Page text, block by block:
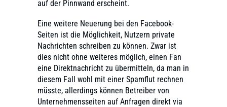
auf der Pinnwand erscheint.
Eine weitere Neuerung bei den Facebook-
Seiten ist die Möglichkeit, Nutzern private
Nachrichten schreiben zu können. Zwar ist
dies nicht ohne weiteres möglich, einen Fan
eine Direktnachricht zu übermitteln, da man in
diesem Fall wohl mit einer Spamflut rechnen
müsste, allerdings können Betreiber von
Unternehmensseiten auf Anfragen direkt via